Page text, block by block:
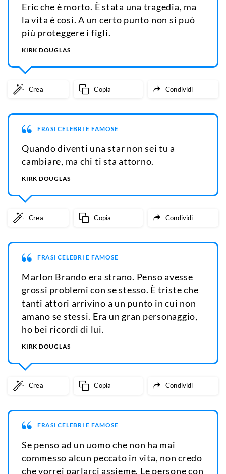
Eric che è morto. È stata una tragedia, ma
la vita è così. A un certo punto non si può
più proteggere i figli.
KIRK DOUGLAS
Crea Copia Condividi
FRASI CELEBRI E FAMOSE
Quando diventi una star non sei tu a
cambiare, ma chi ti sta attorno.
KIRK DOUGLAS
Crea Copia Condividi
FRASI CELEBRI E FAMOSE
Marlon Brando era strano. Penso avesse
grossi problemi con se stesso. È triste che
tanti attori arrivino a un punto in cui non
amano se stessi. Era un gran personaggio,
ho bei ricordi di lui.
KIRK DOUGLAS
Crea Copia Condividi
FRASI CELEBRI E FAMOSE
Se penso ad un uomo che non ha mai
commesso alcun peccato in vita, non credo
che vorrei parlarci assieme. Le persone con